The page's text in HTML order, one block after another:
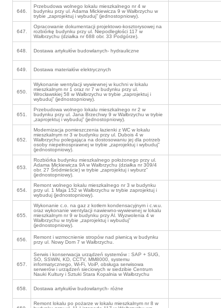
646.
Przebudowa wolnego lokalu mieszkalnego nr 4 w
budynku przy ul. Adama Mickiewicza 9 w Wałbrzychu w
trybie „zaprojektuj i wybuduj” (jednostopniowy).
647.
Opracowanie dokumentacji projektowo-kosztorysowej na
rozbiórkę budynku przy ul. Niepodległości 117 w
Wałbrzychu (działka nr 688 obr. 33 Podgórze).
648. Dostawa artykułów budowlanych- hydrauliczne
649. Dostawa materiałów elektrycznych
650.
Wykonanie wentylacji wywiewnej w kuchni w lokalu
mieszkalnym nr 1 oraz nr 7 w budynku przy ul.
Wrocławskiej 58 w Wałbrzychu w trybie „zaprojektuj i
wybuduj” (jednostopniowy).
651.
Przebudowa wolnego lokalu mieszkalnego nr 2 w
budynku przy ul. Jana Brzechwy 9 w Wałbrzychu w trybie
„zaprojektuj i wybuduj” (jednostopniowy).
652.
Modernizacja pomieszczenia łazienki z WC w lokalu
mieszkalnym nr 3 w budynku przy ul. Dubois 4 w
Wałbrzychu polegająca na dostosowaniu jej dla potrzeb
osoby niepełnosprawnej w trybie „zaprojektuj i wybuduj”
(jednostopniowy).
653.
Rozbiórka budynku mieszkalnego położonego przy ul.
Adama Mickiewicza 9A w Wałbrzychu (działka nr 309/4
obr. 27 Śródmieście) w trybie „zaprojektuj i wyburz”
(jednostopniowy).
654.
Remont wolnego lokalu mieszkalnego nr 3 w budynku
przy ul. 1 Maja 152 w Wałbrzychu w trybie zaprojektuj i
wybuduj (jednostopniowy).
655.
Wykonanie c.o. na gaz z kotłem kondensacyjnym i c.w.u.
oraz wykonanie wentylacji nawiewno-wywiewnej w lokalu
mieszkalnym nr 9 w budynku przy Al. Wyzwolenia 4 w
Wałbrzychu w trybie „zaprojektuj i wybuduj”
(jednostopniowy).
656.
Remont i wzmocnienie stropów nad piwnicą w budynku
przy ul. Nowy Dom 7 w Wałbrzychu.
657.
Serwis i konserwacja urządzeń systemów : SAP + SUG,
SO, SSWiN, KD, CCTV, MM8000, systemu
informatycznego, Wi-Fi, VoiP, obsługa serwisowa
serwerów i urządzeń sieciowych w siedzibie Centrum
Nauki Kultury i Sztuki Stara Kopalnia w Wałbrzychu
658. Dostawa artykułów budowlanych- różne
Remont lokalu po pożarze w lokalu mieszkalnym nr 8 w